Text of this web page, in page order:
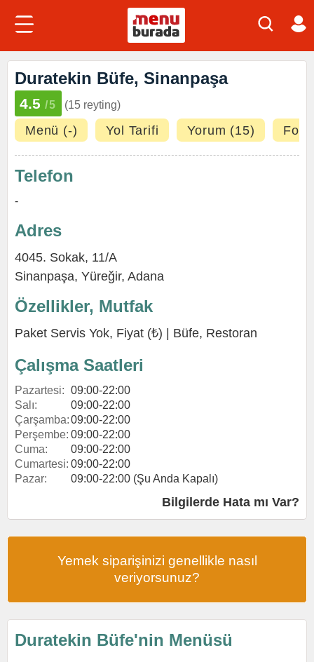
Duratekin Büfe, Sinanpaşa
4.5 /5 (15 reyting)
Menü (-) Yol Tarifi Yorum (15)
Telefon
-
Adres
4045. Sokak, 11/A
Sinanpaşa, Yüreğir, Adana
Özellikler, Mutfak
Paket Servis Yok, Fiyat (₺) | Büfe, Restoran
Çalışma Saatleri
Pazartesi: 09:00-22:00
Salı:
09:00-22:00
Çarşamba:09:00-22:00
Perşembe: 09:00-22:00
Cuma:
09:00-22:00
Cumartesi: 09:00-22:00
Pazar:
09:00-22:00 (Şu Anda Kapalı)
Bilgilerde Hata mı Var?
Yemek siparişinizi genellikle nasıl
veriyorsunuz?
Duratekin Büfe'nin Menüsü